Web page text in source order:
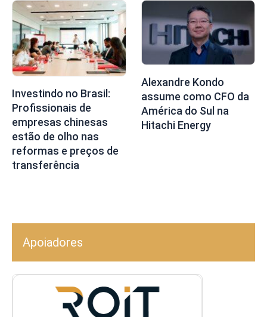
Investindo no Brasil:
Profissionais de
empresas chinesas
estão de olho nas
reformas e preços de
transferência
Alexandre Kondo
assume como CFO da
América do Sul na
Hitachi Energy
Apoiadores